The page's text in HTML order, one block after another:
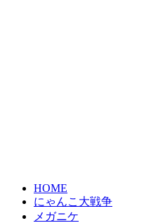
HOME
にゃんこ大戦争
メガニケ